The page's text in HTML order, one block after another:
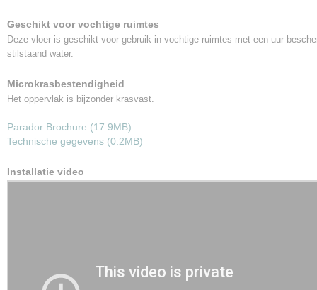
Geschikt voor vochtige ruimtes
Deze vloer is geschikt voor gebruik in vochtige ruimtes met een uur
stilstaand water.
Microkrasbestendigheid
Het oppervlak is bijzonder krasvast.
Parador Brochure (17.9MB)
Technische gegevens (0.2MB)
Installatie video